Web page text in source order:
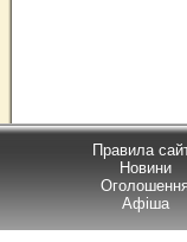
Правила
Новини
Афіша